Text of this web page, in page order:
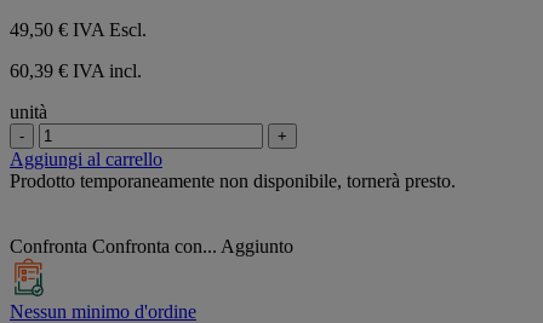
49,50 € IVA Escl.
60,39 € IVA incl.
unità
- +
Aggiungi al carrello
Prodotto temporaneamente non disponibile, tornerà presto.
Confronta Confronta con... Aggiunto
Nessun minimo d'ordine